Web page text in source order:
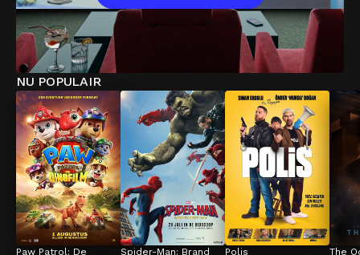
NU POPULAIR
Paw Patrol: De
Spider-Man: Brand
Polis The